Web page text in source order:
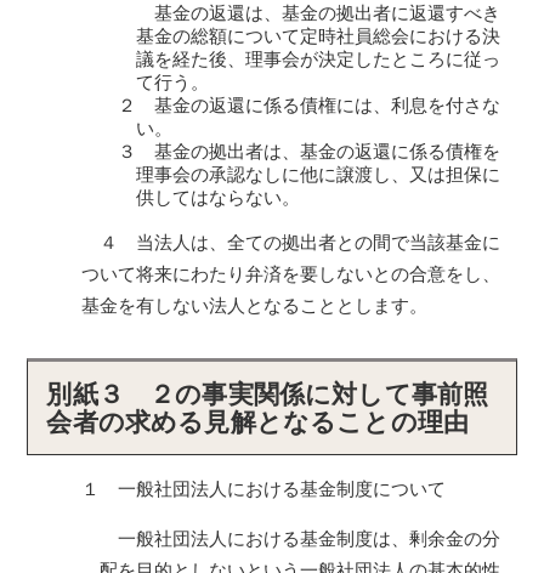
基金の返還は、基金の拠出者に返還すべき
基金の総額について定時社員総会における決
議を経た後、理事会が決定したところに従っ
て行う。
２ 基金の返還に係る債権には、利息を付さな
い。
３ 基金の拠出者は、基金の返還に係る債権を
理事会の承認なしに他に譲渡し、又は担保に
供してはならない。
４ 当法人は、全ての拠出者との間で当該基金に
ついて将来にわたり弁済を要しないとの合意をし、
基金を有しない法人となることとします。
別紙３ ２の事実関係に対して事前照
会者の求める見解となることの理由
１ 一般社団法人における基金制度について
一般社団法人における基金制度は、剰余金の分